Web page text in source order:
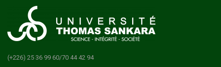
(+226) 25 36 99 60/70 44 42 94